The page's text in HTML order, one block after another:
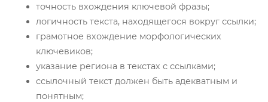
точность вхождения ключевой фразы;
логичность текста, находящегося вокруг ссылки;
грамотное вхождение морфологических
ключевиков;
указание региона в текстах с ссылками;
ссылочный текст должен быть адекватным и
понятным;